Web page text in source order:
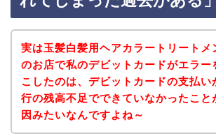
実は玉髪白髪用ヘアカラートリートメ
のお店で私のデビットカードがエラー
こしたのは、デビットカードの支払い
行の残高不足でできていなかったこと
因みたいなんですよね～